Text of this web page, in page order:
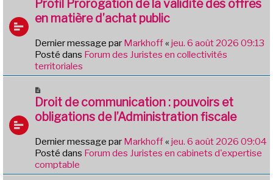
u
v
a
u
m
s
a
e
Profil Prorogation de la validité des offres
en matière d’achat public
Dernier message par Markhoff« jeu. 6 août 2026 09:13
Posté dans Forum des Juristes en collectivités
territoriales
o
u
v
a
u
m
Droit de communication : pouvoirs et
obligations de l’Administration fiscale
Dernier message par Markhoff« jeu. 6 août 2026 09:04
Posté dans Forum des Juristes en cabinets d'expertise
comptable